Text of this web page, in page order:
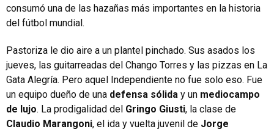
consumó una de las hazañas más importantes en la historia
del fútbol mundial.
Pastoriza le dio aire a un plantel pinchado. Sus asados los
jueves, las guitarreadas del Chango Torres y las pizzas en La
Gata Alegría. Pero aquel Independiente no fue solo eso. Fue
un equipo dueño de una defensa sólida y un mediocampo
de lujo. La prodigalidad del Gringo Giusti, la clase de
Claudio Marangoni, el ida y vuelta juvenil de Jorge